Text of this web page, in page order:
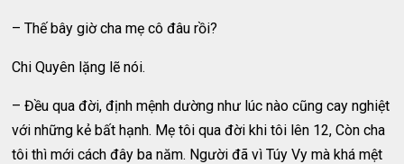
– Thế bây giờ cha mẹ cô đâu rồi?
Chi Quyên lặng lẽ nói.
– Đều qua đời, định mệnh dường như lúc nào cũng cay nghiệt
với những kẻ bất hạnh. Mẹ tôi qua đời khi tôi lên 12, Còn cha
tôi thì mới cách đây ba năm. Người đã vì Túy Vy mà khá mệt